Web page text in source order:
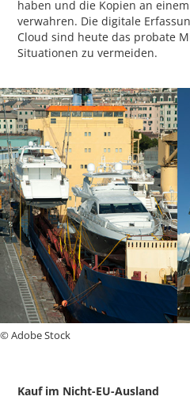
haben und die Kopien an
verwahren. Die digitale
Cloud sind heute das probate
Situationen zu vermeiden.
© Adobe Stock
Kauf im Nicht-EU-Ausland